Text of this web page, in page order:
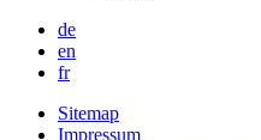
de
en
fr
Sitemap
Impressum